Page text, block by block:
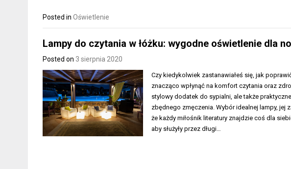
Posted in Oświetlenie
Lampy do czytania w łóżku: wygodne oświetlenie dla
Posted on 3 sierpnia 2020
Czy kiedykolwiek zastanawiałeś się, jak
znacząco wpłynąć na komfort czytania oraz
stylowy dodatek do sypialni, ale także
zbędnego zmęczenia. Wybór idealnej lampy, jej
że każdy miłośnik literatury znajdzie coś dla
aby służyły przez długi…